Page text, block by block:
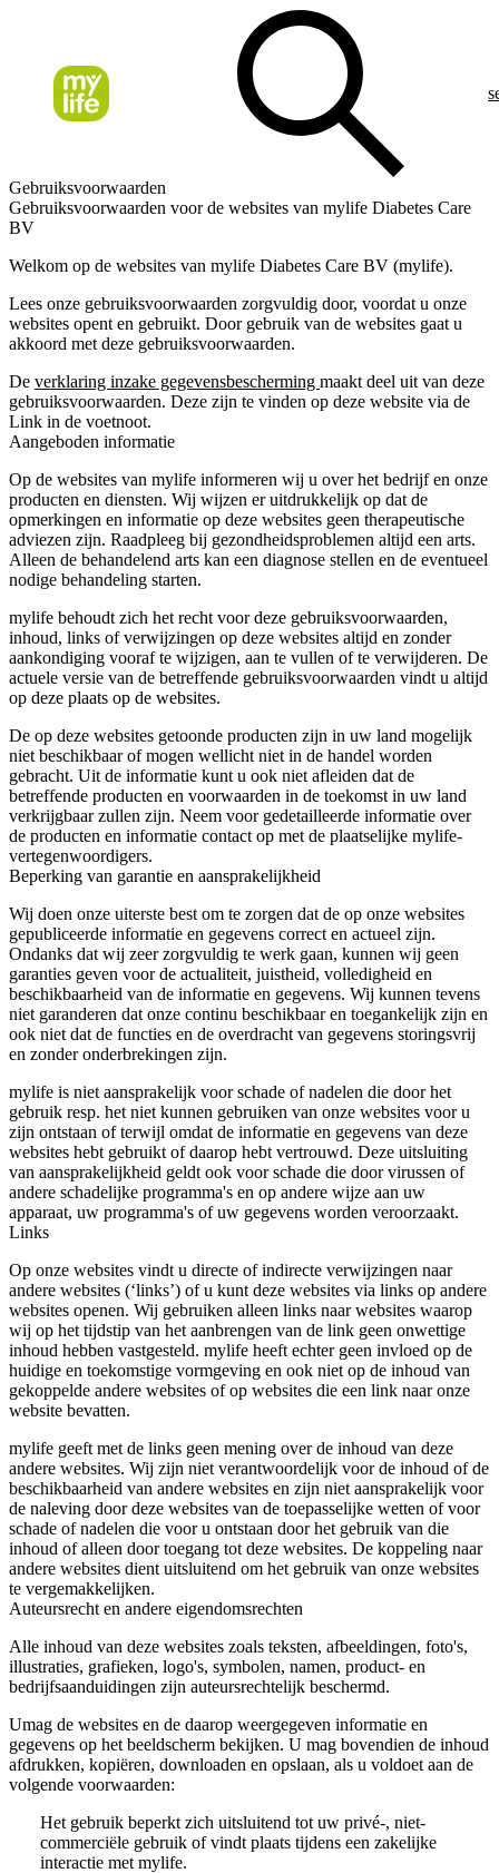
Gebruiksvoorwaarden
Gebruiksvoorwaarden voor de websites van mylife Diabetes Care
BV
Welkom op de websites van mylife Diabetes Care BV (mylife).
Lees onze gebruiksvoorwaarden zorgvuldig door, voordat u onze
websites opent en gebruikt. Door gebruik van de websites gaat u
akkoord met deze gebruiksvoorwaarden.
De verklaring inzake gegevensbescherming maakt deel uit van deze
gebruiksvoorwaarden. Deze zijn te vinden op deze website via de
Link in de voetnoot.
Aangeboden informatie
Op de websites van mylife informeren wij u over het bedrijf en onze
producten en diensten. Wij wijzen er uitdrukkelijk op dat de
opmerkingen en informatie op deze websites geen therapeutische
adviezen zijn. Raadpleeg bij gezondheidsproblemen altijd een arts.
Alleen de behandelend arts kan een diagnose stellen en de eventueel
nodige behandeling starten.
mylife behoudt zich het recht voor deze gebruiksvoorwaarden,
inhoud, links of verwijzingen op deze websites altijd en zonder
aankondiging vooraf te wijzigen, aan te vullen of te verwijderen. De
actuele versie van de betreffende gebruiksvoorwaarden vindt u altijd
op deze plaats op de websites.
De op deze websites getoonde producten zijn in uw land mogelijk
niet beschikbaar of mogen wellicht niet in de handel worden
gebracht. Uit de informatie kunt u ook niet afleiden dat de
betreffende producten en voorwaarden in de toekomst in uw land
verkrijgbaar zullen zijn. Neem voor gedetailleerde informatie over
de producten en informatie contact op met de plaatselijke mylife-
vertegenwoordigers.
Beperking van garantie en aansprakelijkheid
Wij doen onze uiterste best om te zorgen dat de op onze websites
gepubliceerde informatie en gegevens correct en actueel zijn.
Ondanks dat wij zeer zorgvuldig te werk gaan, kunnen wij geen
garanties geven voor de actualiteit, juistheid, volledigheid en
beschikbaarheid van de informatie en gegevens. Wij kunnen tevens
niet garanderen dat onze continu beschikbaar en toegankelijk zijn en
ook niet dat de functies en de overdracht van gegevens storingsvrij
en zonder onderbrekingen zijn.
mylife is niet aansprakelijk voor schade of nadelen die door het
gebruik resp. het niet kunnen gebruiken van onze websites voor u
zijn ontstaan of terwijl omdat de informatie en gegevens van deze
websites hebt gebruikt of daarop hebt vertrouwd. Deze uitsluiting
van aansprakelijkheid geldt ook voor schade die door virussen of
andere schadelijke programma's en op andere wijze aan uw
apparaat, uw programma's of uw gegevens worden veroorzaakt.
Links
Op onze websites vindt u directe of indirecte verwijzingen naar
andere websites (‘links’) of u kunt deze websites via links op andere
websites openen. Wij gebruiken alleen links naar websites waarop
wij op het tijdstip van het aanbrengen van de link geen onwettige
inhoud hebben vastgesteld. mylife heeft echter geen invloed op de
huidige en toekomstige vormgeving en ook niet op de inhoud van
gekoppelde andere websites of op websites die een link naar onze
website bevatten.
mylife geeft met de links geen mening over de inhoud van deze
andere websites. Wij zijn niet verantwoordelijk voor de inhoud of de
beschikbaarheid van andere websites en zijn niet aansprakelijk voor
de naleving door deze websites van de toepasselijke wetten of voor
schade of nadelen die voor u ontstaan door het gebruik van die
inhoud of alleen door toegang tot deze websites. De koppeling naar
andere websites dient uitsluitend om het gebruik van onze websites
te vergemakkelijken.
Auteursrecht en andere eigendomsrechten
Alle inhoud van deze websites zoals teksten, afbeeldingen, foto's,
illustraties, grafieken, logo's, symbolen, namen, product- en
bedrijfsaanduidingen zijn auteursrechtelijk beschermd.
Umag de websites en de daarop weergegeven informatie en
gegevens op het beeldscherm bekijken. U mag bovendien de inhoud
afdrukken, kopiëren, downloaden en opslaan, als u voldoet aan de
volgende voorwaarden:
Het gebruik beperkt zich uitsluitend tot uw privé-, niet-
commerciële gebruik of vindt plaats tijdens een zakelijke
interactie met mylife.